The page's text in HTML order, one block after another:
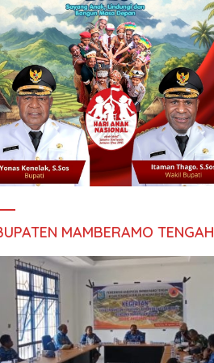
MAMBERAMO TENGAH